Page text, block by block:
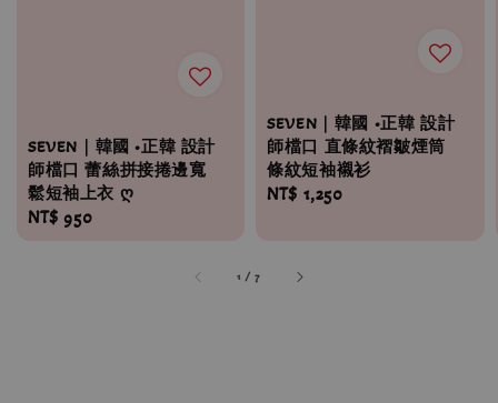
SEVEN｜韓國 •正韓 設計
師檔口 蕾絲拼接捲邊寬
鬆短袖上衣 ღ
Regular
NT$ 950
SEVEN｜韓國 •正韓 設計
師檔口 直條紋褶皺煙筒
條紋短袖襯衫
Regular
NT$ 1,250
1 /7